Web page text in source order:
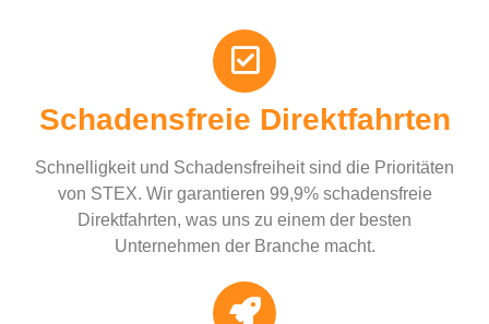
Schadensfreie Direktfahrten
Schnelligkeit und Schadensfreiheit sind die Prioritäten
von STEX. Wir garantieren 99,9% schadensfreie
Direktfahrten, was uns zu einem der besten
Unternehmen der Branche macht.